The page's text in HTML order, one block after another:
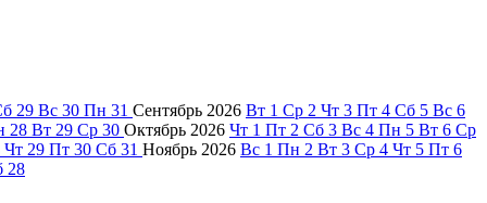
29 Вс 30 Пн 31 Сентябрь 2026 Вт 1 Ср 2 Чт 3 Пт 4 Сб 5 Вс 6
28 Вт 29 Ср 30 Октябрь 2026 Чт 1 Пт 2 Сб 3 Вс 4 Пн 5 Вт 6 Ср
Чт 29 Пт 30 Сб 31 Ноябрь 2026 Вс 1 Пн 2 Вт 3 Ср 4 Чт 5 Пт 6
28